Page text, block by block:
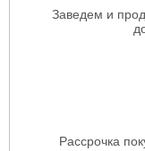
Заведем и
Рассрочка